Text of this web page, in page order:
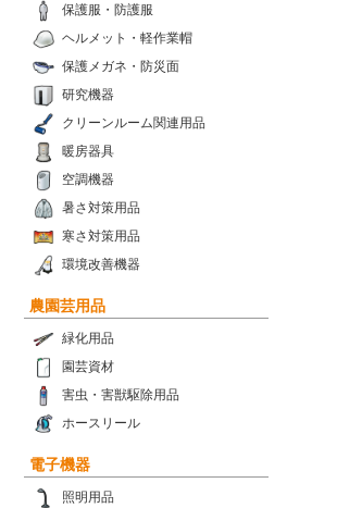
保護服・防護服
ヘルメット・軽作業帽
保護メガネ・防災面
研究機器
クリーンルーム関連用品
暖房器具
空調機器
暑さ対策用品
寒さ対策用品
環境改善機器
農園芸用品
緑化用品
園芸資材
害虫・害獣駆除用品
ホースリール
電子機器
照明用品